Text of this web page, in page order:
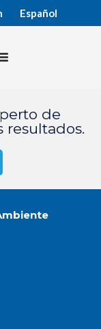
Español
de
resultados.